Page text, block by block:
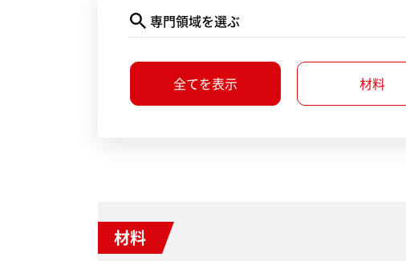
専門領域を選ぶ
全てを表示 材料
材料